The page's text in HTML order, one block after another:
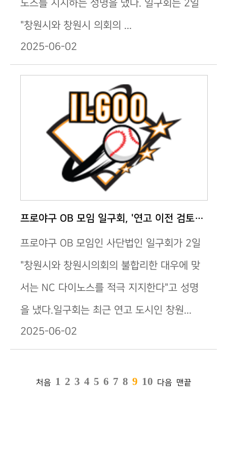
노스를 지지하는 성명을 냈다. ​일구회는 2일
"창원시와 창원시 의회의 ...
2025-06-02
프로야구 OB 모임 일구회, '연고 이전 검토&…
프로야구 OB 모임인 사단법인 일구회가 2일
"창원시와 창원시의회의 불합리한 대우에 맞
서는 NC 다이노스를 적극 지지한다"고 성명
을 냈다.일구회는 최근 연고 도시인 창원...
2025-06-02
처음 1 2 3 4 5 6 7 8 9 10 다음 맨끝